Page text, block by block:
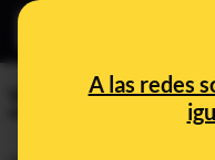
A las redes
violadores